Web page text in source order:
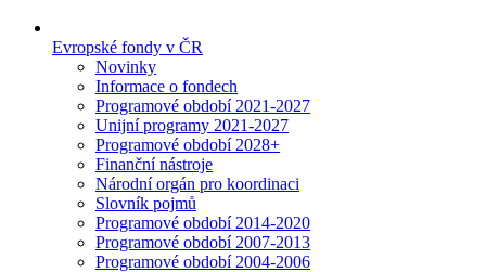
Evropské fondy v ČR
Novinky
Informace o fondech
Programové období 2021-2027
Unijní programy 2021-2027
Programové období 2028+
Finanční nástroje
Národní orgán pro koordinaci
Slovník pojmů
Programové období 2014-2020
Programové období 2007-2013
Programové období 2004-2006